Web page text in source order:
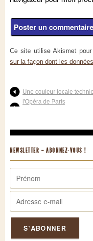
Ce site utilise Akismet
sur la façon dont les
Une couleur locale
l'Opéra de Paris
NEWSLETTER – ABONNEZ-VOUS !